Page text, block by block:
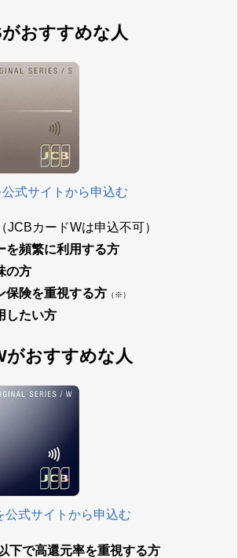
おすすめな人
式サイトから申込む
（JCBカードWは申込不可）
を頻繁に利用する方
の方
保険を重視する方 （※）
したい方
がおすすめな人
公式サイトから申込む
下で高還元率を重視する方